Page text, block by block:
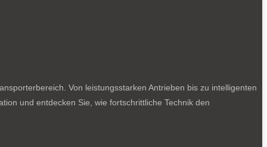
Von leistungsstarken Antrieben bis zu intelligenten
und entdecken Sie, wie fortschrittliche Technik den